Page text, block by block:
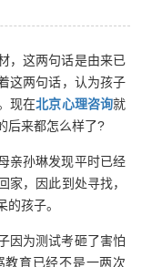
这两句话是由来已
这两句话，认为孩子
现在北京心理咨询就
后来都怎么样了?
孙琳发现平时已经
家，因此到处寻找，
孩子。
为测试考砸了害怕
育已经不是一两次